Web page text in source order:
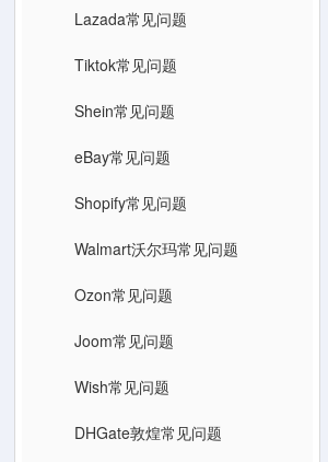
Lazada常见问题
Tiktok常见问题
Shein常见问题
eBay常见问题
Shopify常见问题
Walmart沃尔玛常见问题
Ozon常见问题
Joom常见问题
Wish常见问题
DHGate敦煌常见问题